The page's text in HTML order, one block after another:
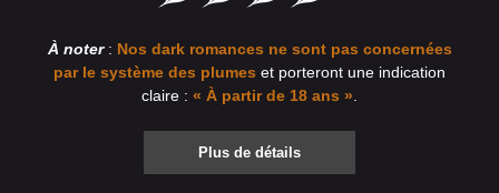
À noter: Nos dark romances ne sont pas concernées
par le système des plumes et porteront une indication
claire : « À partir de 18 ans ».
Plus de détails